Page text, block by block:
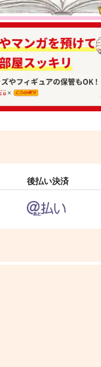
後払い決済